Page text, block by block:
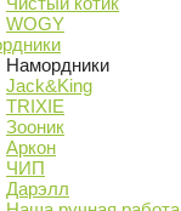
WOGY
Намордники
Jack&King
TRIXIE
Зооник
Аркон
ЧИП
Дарэлл